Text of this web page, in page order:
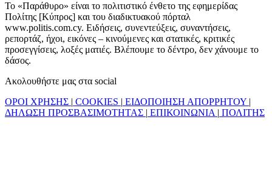
Το «Παράθυρο» είναι το πολιτιστικό ένθετο της εφημερίδας
Πολίτης [Κύπρος] και του διαδικτυακού πόρταλ
www.politis.com.cy. Ειδήσεις, συνεντεύξεις, συναντήσεις,
ρεπορτάζ, ήχοι, εικόνες – κινούμενες και στατικές, κριτικές
προσεγγίσεις, λοξές ματιές. Βλέπουμε το δέντρο, δεν χάνουμε το
δάσος.
Ακολουθήστε μας στα social
ΟΡΟΙ ΧΡΗΣΗΣ | COOKIES | ΕΙΔΟΠΟΙΗΣΗ ΑΠΟΡΡΗΤΟΥ |
ΔΗΛΩΣΗ ΠΡΟΣΒΑΣΙΜΟΤΗΤΑΣ | ΕΠΙΚΟΙΝΩΝΙΑ | ΠΟΛΙΤΗΣ